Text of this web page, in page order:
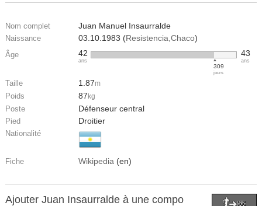
Nom complet Juan Manuel Insaurralde
Naissance 03.10.1983 (Resistencia,Chaco)
Âge 42
ans
309
jours
43
ans
Taille 1.87m
Poids 87 kg
Poste Défenseur central
Pied Droitier
Nationalité
Fiche Wikipedia (en)
Ajouter Juan Insaurralde à une compo